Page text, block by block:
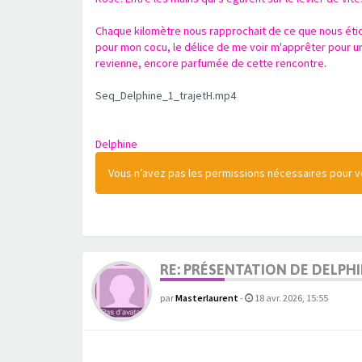
Chaque kilomètre nous rapprochait de ce que nous
pour mon cocu, le délice de me voir m'apprêter pour
revienne, encore parfumée de cette rencontre.
Seq_Delphine_1_trajetH.mp4
Delphine
Vous n’avez pas les permissions nécessaires pour
RE: PRÉSENTATION DE
parMasterlaurent - 18 avr. 2026, 15:55